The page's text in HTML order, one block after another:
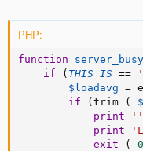
PHP:
function server_busy
if
( THIS_IS ==
$loadavg =
if
(trim (
print
''
print
exit
( 0